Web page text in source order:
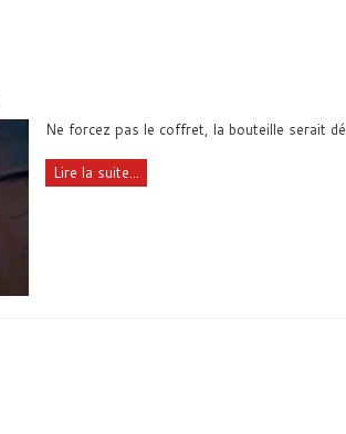
Ne forcez pas le coffret, la bouteille serait
Lire la suite...